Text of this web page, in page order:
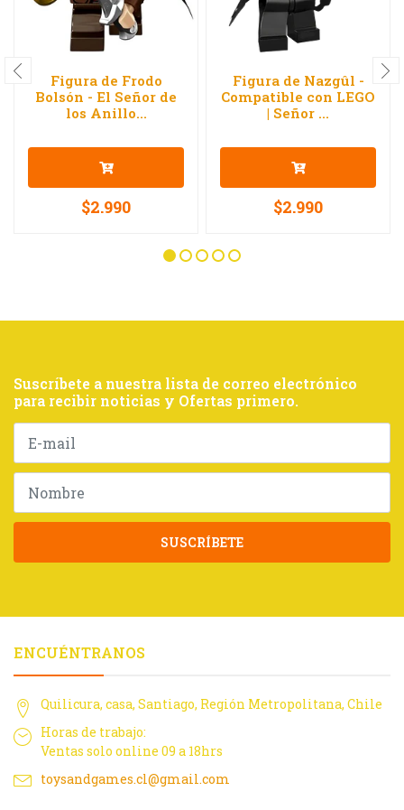
Figura de Frodo
Bolsón - El Señor de
los Anillo...
$2.990
Figura de Nazgûl -
Compatible con LEGO
| Señor ...
$2.990
Suscríbete a nuestra lista de correo electrónico
para recibir noticias y Ofertas primero.
SUSCRÍBETE
ENCUÉNTRANOS
Quilicura, casa, Santiago, Región Metropolitana, Chile
Horas de trabajo:
Ventas solo online 09 a 18hrs
toysandgames.cl@gmail.com